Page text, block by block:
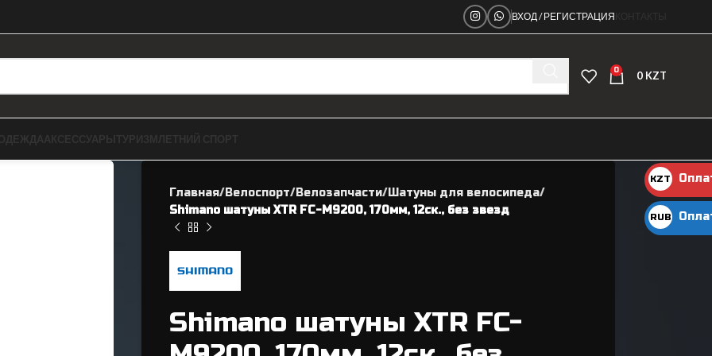
ВХОД / РЕГИСТРАЦИЯ
0 0 KZT
Касеты / Трещетки
Ниппеля
Рамы велосипедные
Главная Велоспорт Велозапчасти Шатуны для велосипеда
Shimano шатуны XTR FC-M9200, 170мм, 12ск., без звезд
Shimano шатуны XTR FC-
KZT
KZT
RUB
руб.